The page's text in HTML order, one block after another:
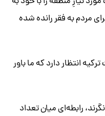
مردم به فقر رانده شده
انتظار دارد که ما باور
رابطه‌ای میان تعداد